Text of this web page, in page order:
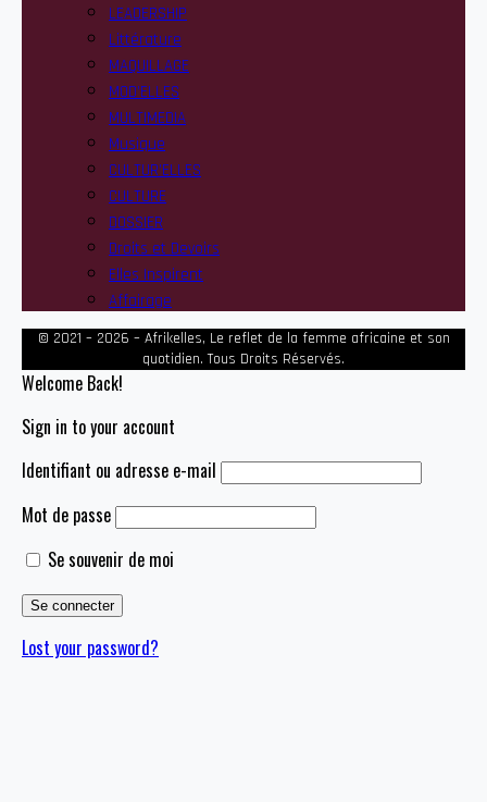
LEADERSHIP
Littérature
MAQUILLAGE
MOD’ELLES
MULTIMEDIA
Musique
CULTUR’ELLES
CULTURE
DOSSIER
Droits et Devoirs
Elles Inspirent
Affairage
© 2021 – 2026 – Afrikelles, Le reflet de la femme africaine et son
quotidien. Tous Droits Réservés.
Welcome Back!
Sign in to your account
Identifiant ou adresse e-mail
Mot de passe
Se souvenir de moi
Lost your password?